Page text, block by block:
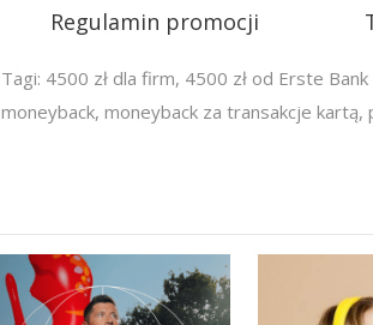
Regulamin promocji
Tagi: 4500 zł dla firm, 4500 zł od Erste Bank
moneyback, moneyback za transakcje kartą,